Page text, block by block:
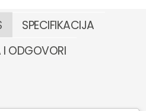
SPECIFIKACIJA
I ODGOVORI